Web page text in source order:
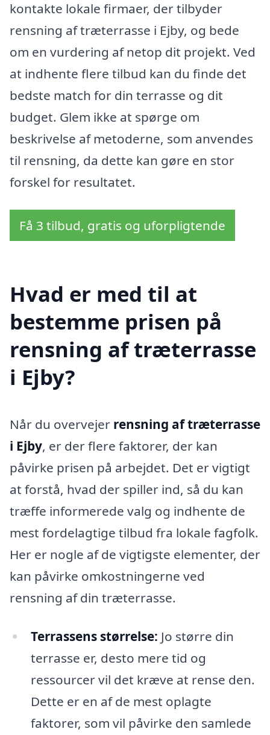
kontakte lokale firmaer, der tilbyder
rensning af træterrasse i Ejby, og bede
om en vurdering af netop dit projekt. Ved
at indhente flere tilbud kan du finde det
bedste match for din terrasse og dit
budget. Glem ikke at spørge om
beskrivelse af metoderne, som anvendes
til rensning, da dette kan gøre en stor
forskel for resultatet.
Få 3 tilbud, gratis og uforpligtende
Hvad er med til at
bestemme prisen på
rensning af træterrasse
i Ejby?
Når du overvejer rensning af træterrasse
i Ejby, er der flere faktorer, der kan
påvirke prisen på arbejdet. Det er vigtigt
at forstå, hvad der spiller ind, så du kan
træffe informerede valg og indhente de
mest fordelagtige tilbud fra lokale fagfolk.
Her er nogle af de vigtigste elementer, der
kan påvirke omkostningerne ved
rensning af din træterrasse.
Terrassens størrelse: Jo større din
terrasse er, desto mere tid og
ressourcer vil det kræve at rense den.
Dette er en af de mest oplagte
faktorer, som vil påvirke den samlede